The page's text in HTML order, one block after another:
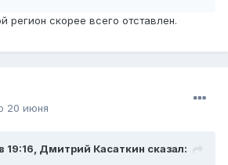
регион скорее всего отставлен.
20 июня
19:16, Дмитрий Касаткин сказал: